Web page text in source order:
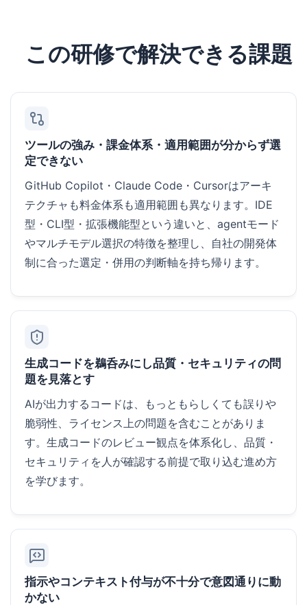
この研修で解決できる課題
ツールの強み・課金体系・適用範囲が分からず選
定できない
GitHub Copilot・Claude Code・Cursorはアーキ
テクチャも料金体系も適用範囲も異なります。IDE
型・CLI型・拡張機能型という違いと、agentモード
やマルチモデル選択の特徴を整理し、自社の開発体
制に合った選定・併用の判断軸を持ち帰ります。
生成コードを鵜呑みにし品質・セキュリティの問
題を見落とす
AIが出力するコードは、もっともらしくても誤りや
脆弱性、ライセンス上の問題を含むことがありま
す。生成コードのレビュー観点を体系化し、品質・
セキュリティを人が確認する前提で取り込む進め方
を学びます。
指示やコンテキスト付与が不十分で意図通りに動
かない